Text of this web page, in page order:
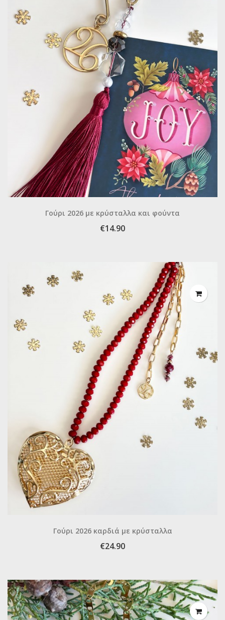
Γούρι 2026 με κρύσταλλα και φούντα
€14.90
Γούρι 2026 καρδιά με κρύσταλλα
€24.90